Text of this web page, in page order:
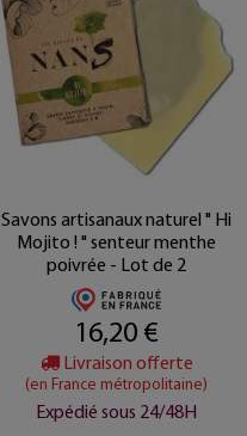
Savons artisanaux naturel " Hi
Mojito ! " senteur menthe
poivrée - Lot de 2
16,20 €
Livraison offerte
(en France métropolitaine)
Expédié sous 24/48H